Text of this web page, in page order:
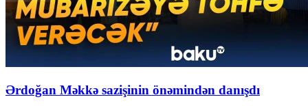
Ərdoğan Məkkə sazişinin önəmindən danışdı